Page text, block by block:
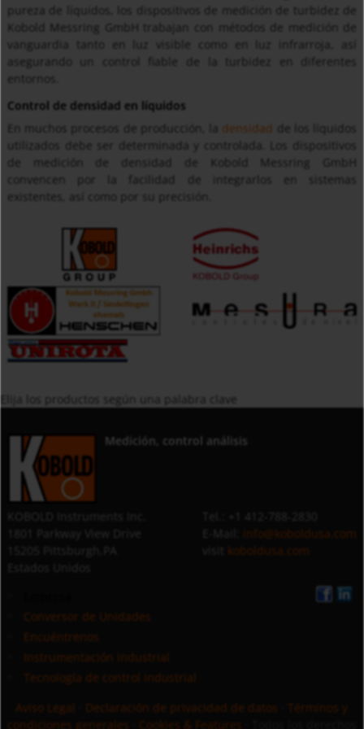
pureza de líquidos, los dispositivos de medición de turbidez de
Kobold Messring GmbH trabajan con métodos de medición de
vanguardia tanto en luz visible como en luz infrarroja, así
asegurando un control fiable de la turbidez en diferentes
Control de densidad en líquidos
densidad
utilizados debe ser determinada y controlada. Los dispositivos
de medición de densidad de Kobold Messring GmbH
convencen por la facilidad de integrarlos en sistemas
existentes, así como por su precisión.
Elija los productos según una palabra clave
Medición, control análisis
info@koboldusa.com
koboldusa.com
Conversor de Unidades
Encuéntrenos
Instrumentación industrial
Tecnología de control industrial
Aviso Legal
Declaración de privacidad de datos
Términos y
condiciones generales
Cookies & Features